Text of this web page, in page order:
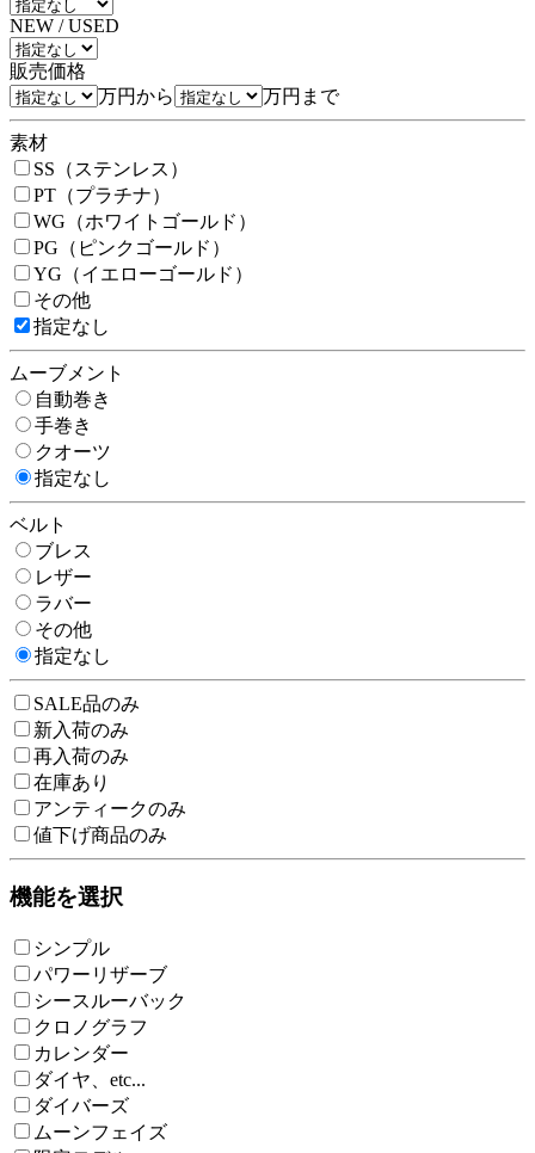
NEW / USED
販売価格
万円から
万円まで
素材
SS（ステンレス）
PT（プラチナ）
WG（ホワイトゴールド）
PG（ピンクゴールド）
YG（イエローゴールド）
その他
指定なし
ムーブメント
自動巻き
手巻き
クオーツ
指定なし
ベルト
ブレス
レザー
ラバー
その他
指定なし
SALE品のみ
新入荷のみ
再入荷のみ
在庫あり
アンティークのみ
値下げ商品のみ
機能を選択
シンプル
パワーリザーブ
シースルーバック
クロノグラフ
カレンダー
ダイヤ、etc...
ダイバーズ
ムーンフェイズ